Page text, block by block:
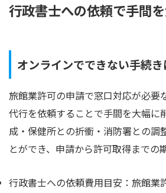
行政書士への依頼で手間
オンラインでできない手続
旅館業許可の申請で窓口対応が必要
代行を依頼することで手間を大幅に
成・保健所との折衝・消防署との調
とができ、申請から許可取得までの
行政書士への依頼費用目安：旅館業